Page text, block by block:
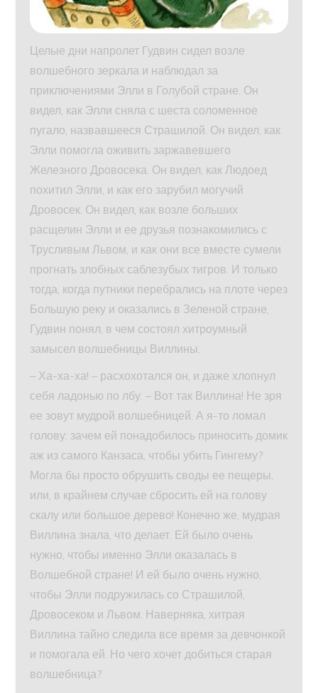
Целые дни напролет Гудвин сидел возле
волшебного зеркала и наблюдал за
приключениями Элли в Голубой стране. Он
видел, как Элли сняла с шеста соломенное
пугало, назвавшееся Страшилой. Он видел, как
Элли помогла оживить заржавевшего
Железного Дровосека. Он видел, как Людоед
похитил Элли, и как его зарубил могучий
Дровосек. Он видел, как возле больших
расщелин Элли и ее друзья познакомились с
Трусливым Львом, и как они все вместе сумели
прогнать злобных саблезубых тигров. И только
тогда, когда путники перебрались на плоте через
Большую реку и оказались в Зеленой стране,
Гудвин понял, в чем состоял хитроумный
замысел волшебницы Виллины.
– Ха-ха-ха! – расхохотался он, и даже хлопнул
себя ладонью по лбу. – Вот так Виллина! Не зря
ее зовут мудрой волшебницей. А я-то ломал
голову: зачем ей понадобилось приносить домик
аж из самого Канзаса, чтобы убить Гингему?
Могла бы просто обрушить своды ее пещеры,
или, в крайнем случае сбросить ей на голову
скалу или большое дерево! Конечно же, мудрая
Виллина знала, что делает. Ей было очень
нужно, чтобы именно Элли оказалась в
Волшебной стране! И ей было очень нужно,
чтобы Элли подружилась со Страшилой,
Дровосеком и Львом. Наверняка, хитрая
Виллина тайно следила все время за девчонкой
и помогала ей. Но чего хочет добиться старая
волшебница?